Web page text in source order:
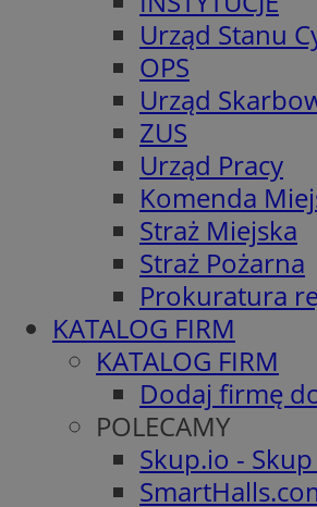
Urząd Stanu
OPS
Urząd
ZUS
Urząd Pracy
Komenda
Straż Miejska
Straż Pożarna
Prokuratura
KATALOG FIRM
KATALOG FIRM
Dodaj firmę
POLECAMY
Skup.io -